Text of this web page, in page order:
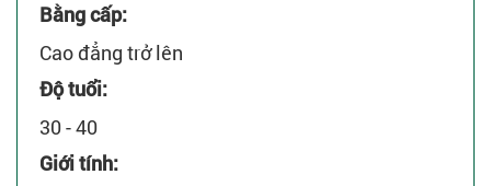
Bằng cấp:
Cao đẳng trở lên
Độ tuổi:
30 - 40
Giới tính: